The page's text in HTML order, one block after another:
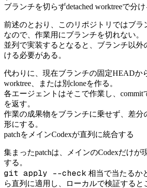
ブランチを切らずdetached worktreeで分け
前述のとおり、このリポジトリではブラ
なので、作業用にブランチを切れない。
並列で実装するとなると、ブランチ以外
ける必要がある。
代わりに、現在ブランチの固定HEADか
worktree、または別cloneを作る。
各エージェントはそこで作業し、commit
を返す。
作業の成果物をブランチに乗せず、差分
形にする。
patchをメインCodexが直列に統合する
集まったpatchは、メインのCodexだけが
する。
git apply --check 相当で当たるか
ら直列に適用し、ローカルで検証すると